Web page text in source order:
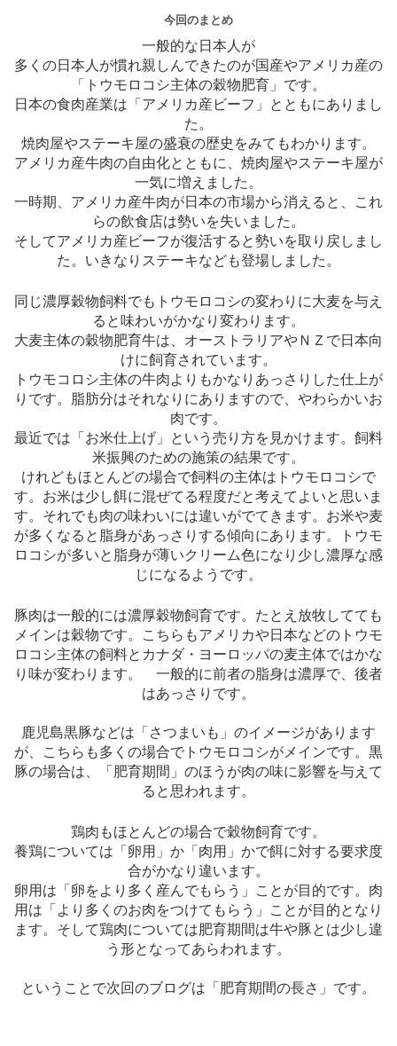
今回のまとめ
一般的な日本人が
多くの日本人が慣れ親しんできたのが国産やアメリカ産の
「トウモロコシ主体の穀物肥育」です。
日本の食肉産業は「アメリカ産ビーフ」とともにありまし
た。
焼肉屋やステーキ屋の盛衰の歴史をみてもわかります。
アメリカ産牛肉の自由化とともに、焼肉屋やステーキ屋が
一気に増えました。
一時期、アメリカ産牛肉が日本の市場から消えると、これ
らの飲食店は勢いを失いました。
そしてアメリカ産ビーフが復活すると勢いを取り戻しまし
た。いきなりステーキなども登場しました。
同じ濃厚穀物飼料でもトウモロコシの変わりに大麦を与え
ると味わいがかなり変わります。
大麦主体の穀物肥育牛は、オーストラリアやＮＺで日本向
けに飼育されています。
トウモコロシ主体の牛肉よりもかなりあっさりした仕上が
りです。脂肪分はそれなりにありますので、やわらかいお
肉です。
最近では「お米仕上げ」という売り方を見かけます。飼料
米振興のための施策の結果です。
けれどもほとんどの場合で飼料の主体はトウモロコシで
す。お米は少し餌に混ぜてる程度だと考えてよいと思いま
す。それでも肉の味わいには違いがでてきます。お米や麦
が多くなると脂身があっさりする傾向にあります。トウモ
ロコシが多いと脂身が薄いクリーム色になり少し濃厚な感
じになるようです。
豚肉は一般的には濃厚穀物飼育です。たとえ放牧してても
メインは穀物です。こちらもアメリカや日本などのトウモ
ロコシ主体の飼料とカナダ・ヨーロッパの麦主体ではかな
り味が変わります。 一般的に前者の脂身は濃厚で、後者
はあっさりです。
鹿児島黒豚などは「さつまいも」のイメージがあります
が、こちらも多くの場合でトウモロコシがメインです。黒
豚の場合は、「肥育期間」のほうが肉の味に影響を与えて
ると思われます。
鶏肉もほとんどの場合で穀物飼育です。
養鶏については「卵用」か「肉用」かで餌に対する要求度
合がかなり違います。
卵用は「卵をより多く産んでもらう」ことが目的です。肉
用は「より多くのお肉をつけてもらう」ことが目的となり
ます。そして鶏肉については肥育期間は牛や豚とは少し違
う形となってあらわれます。
ということで次回のブログは「肥育期間の長さ」です。